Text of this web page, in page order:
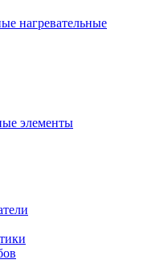
нагревательные
элементы